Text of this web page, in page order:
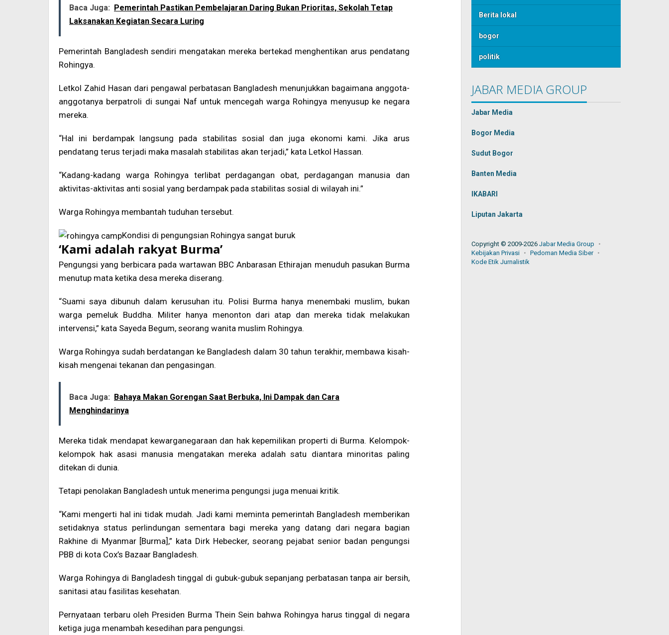
Baca Juga: Pemerintah Pastikan Pembelajaran Daring Bukan Prioritas, Sekolah Tetap
Laksanakan Kegiatan Secara Luring
Pemerintah Bangladesh sendiri mengatakan mereka bertekad menghentikan arus pendatang
Rohingya.
Letkol Zahid Hasan dari pengawal perbatasan Bangladesh menunjukkan bagaimana anggota-
anggotanya berpatroli di sungai Naf untuk mencegah warga Rohingya menyusup ke negara
mereka.
“Hal ini berdampak langsung pada stabilitas sosial dan juga ekonomi kami. Jika arus
pendatang terus terjadi maka masalah stabilitas akan terjadi,” kata Letkol Hassan.
“Kadang-kadang warga Rohingya terlibat perdagangan obat, perdagangan manusia dan
aktivitas-aktivitas anti sosial yang berdampak pada stabilitas sosial di wilayah ini.”
Warga Rohingya membantah tuduhan tersebut.
Kondisi di pengungsian Rohingya sangat buruk
‘Kami adalah rakyat Burma’
Pengungsi yang berbicara pada wartawan BBC Anbarasan Ethirajan menuduh pasukan Burma
menutup mata ketika desa mereka diserang.
“Suami saya dibunuh dalam kerusuhan itu. Polisi Burma hanya menembaki muslim, bukan
warga pemeluk Buddha. Militer hanya menonton dari atap dan mereka tidak melakukan
intervensi,” kata Sayeda Begum, seorang wanita muslim Rohingya.
Warga Rohingya sudah berdatangan ke Bangladesh dalam 30 tahun terakhir, membawa kisah-
kisah mengenai tekanan dan pengasingan.
Baca Juga: Bahaya Makan Gorengan Saat Berbuka, Ini Dampak dan Cara
Menghindarinya
Mereka tidak mendapat kewarganegaraan dan hak kepemilikan properti di Burma. Kelompok-
kelompok hak asasi manusia mengatakan mereka adalah satu diantara minoritas paling
ditekan di dunia.
Tetapi penolakan Bangladesh untuk menerima pengungsi juga menuai kritik.
“Kami mengerti hal ini tidak mudah. Jadi kami meminta pemerintah Bangladesh memberikan
setidaknya status perlindungan sementara bagi mereka yang datang dari negara bagian
Rakhine di Myanmar [Burma],” kata Dirk Hebecker, seorang pejabat senior badan pengungsi
PBB di kota Cox’s Bazaar Bangladesh.
Warga Rohingya di Bangladesh tinggal di gubuk-gubuk sepanjang perbatasan tanpa air bersih,
sanitasi atau fasilitas kesehatan.
Pernyataan terbaru oleh Presiden Burma Thein Sein bahwa Rohingya harus tinggal di negara
ketiga juga menambah kesedihan para pengungsi.
Berita lokal
bogor
politik
JABAR MEDIA GROUP
Jabar Media
Bogor Media
Sudut Bogor
Banten Media
IKABARI
Liputan Jakarta
Copyright © 2009-2026Jabar Media Group
Kebijakan Privasi
Pedoman Media Siber
Kode Etik Jurnalistik